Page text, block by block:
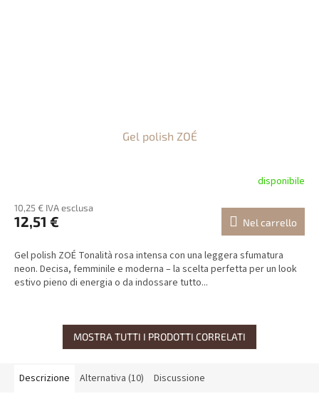
Gel polish ZOÉ
disponibile
10,25 € IVA esclusa
12,51 € Nel carrello
Gel polish ZOÉ Tonalità rosa intensa con una leggera sfumatura
neon. Decisa, femminile e moderna – la scelta perfetta per un look
estivo pieno di energia o da indossare tutto...
MOSTRA TUTTI I PRODOTTI CORRELATI
Descrizione Alternativa (10) Discussione